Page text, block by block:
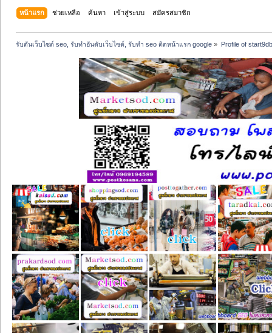
หน้าแรก ช่วยเหลือ ค้นหา เข้าสู่ระบบ สมัครสมาชิก
รับดันเว็บไซต์ seo, รับทำอันดับเว็บไซต์, รับทำ seo ติดหน้าแรก google » Profile of